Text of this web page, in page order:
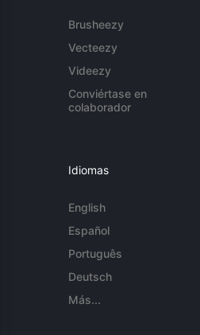
Brusheezy
Vecteezy
Videezy
Conviértase en
colaborador
Idiomas
English
Español
Português
Deutsch
Más...